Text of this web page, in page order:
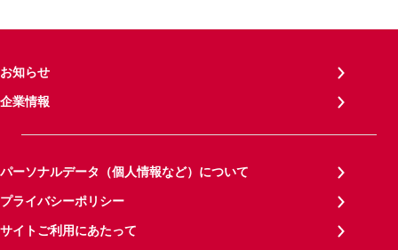
お知らせ
企業情報
パーソナルデータ（個人情報など）について
プライバシーポリシー
サイトご利用にあたって